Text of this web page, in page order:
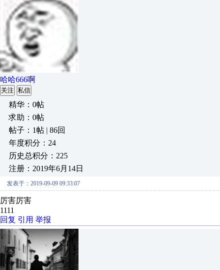
哈哈666啊
关注 私信
精华：0帖
求助：0帖
帖子：1帖 | 86回
年度积分：24
历史总积分：225
注册：2019年6月14日
发表于：2019-09-09 09:33:07
厉害厉害
1111
回复 引用 举报